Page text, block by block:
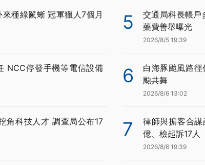
種綠鬣蜥 冠軍獵人7個月
NCC停發手機等電信設備
角科技人才 調查局公布17
5
交通局科長帳
藥費善舉曝光
2026/8/5 19:39
6
白海豚颱風路
颱共舞
2026/8/6 13:02
7
律師與掮客合
億、檢起訴17人
2026/8/6 19:39